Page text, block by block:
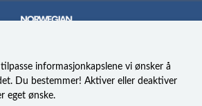
informasjonkapslene vi ønsker å
Du bestemmer! Aktiver eller deaktiver
eget ønske.